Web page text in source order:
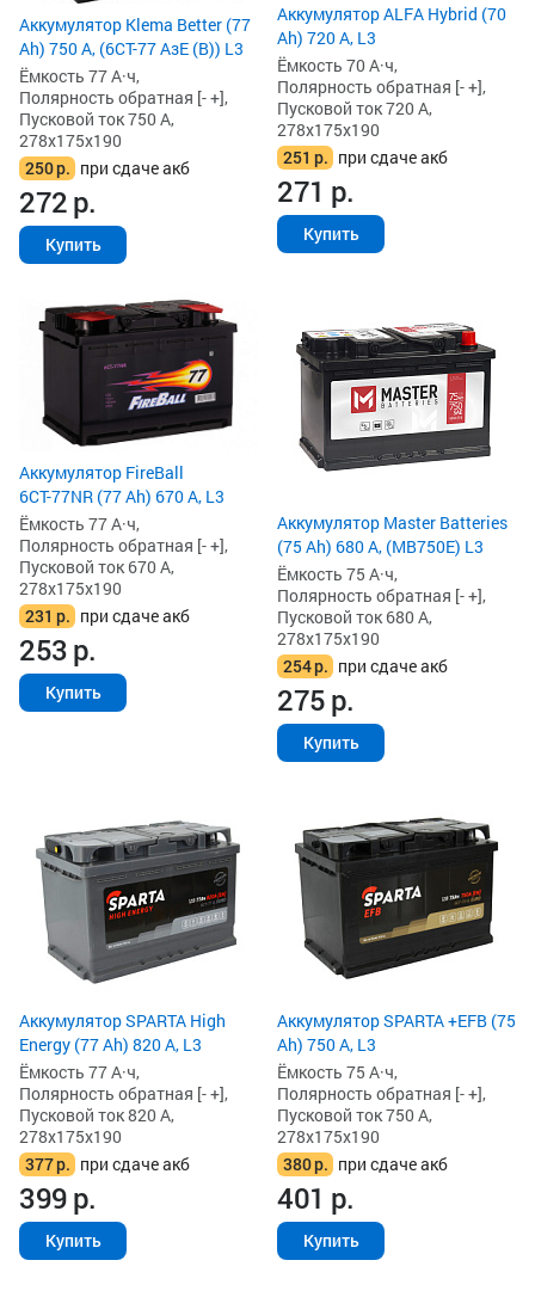
Аккумулятор Klema Better (77
Ah) 750 А, (6СТ-77 АзЕ (B)) L3
Ёмкость 77 А·ч,
Полярность обратная [- +],
Пусковой ток 750 А,
278x175x190
250р. при сдаче акб
272р.
Купить
Аккумулятор ALFA Hybrid (70
Ah) 720 А, L3
Ёмкость 70 А·ч,
Полярность обратная [- +],
Пусковой ток 720 А,
278x175x190
251 р. при сдаче акб
271 р.
Купить
Аккумулятор FireBall
6СТ-77NR (77 Ah) 670 А, L3
Ёмкость 77 А·ч,
Полярность обратная [- +],
Пусковой ток 670 А,
278x175x190
231 р. при сдаче акб
253р.
Купить
Аккумулятор Master Batteries
(75 Ah) 680 А, (MB750E) L3
Ёмкость 75 А·ч,
Полярность обратная [- +],
Пусковой ток 680 А,
278x175x190
254р. при сдаче акб
275р.
Купить
Аккумулятор SPARTA High
Energy (77 Ah) 820 А, L3
Ёмкость 77 А·ч,
Полярность обратная [- +],
Пусковой ток 820 А,
278x175x190
377р. при сдаче акб
399р.
Купить
Аккумулятор SPARTA +EFB (75
Ah) 750 А, L3
Ёмкость 75 А·ч,
Полярность обратная [- +],
Пусковой ток 750 А,
278x175x190
380р. при сдаче акб
401 р.
Купить